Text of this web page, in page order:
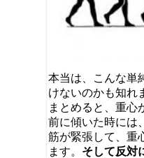
本当は、こんな単
けないのかも知れ
まとめると、重心
前に傾いた時には
筋が緊張して、重
ます。 そして反対